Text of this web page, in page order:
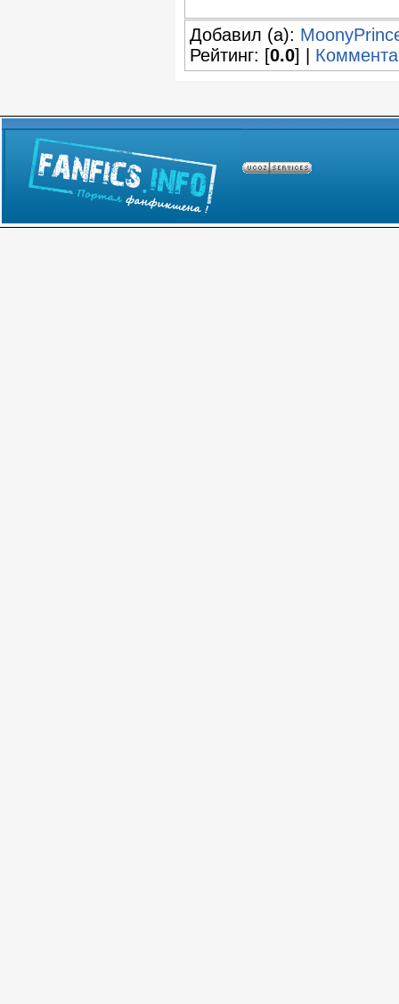
Добавил (а):
Рейтинг: [0.0] |